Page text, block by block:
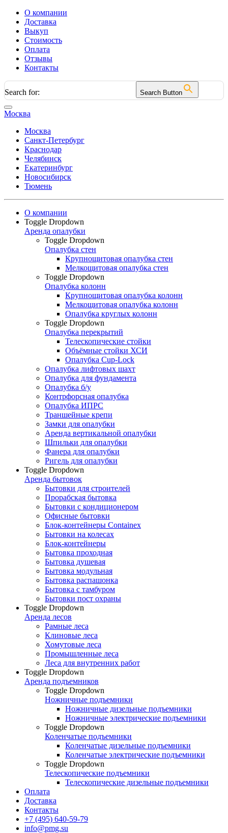
О компании
Доставка
Выкуп
Стоимость
Оплата
Отзывы
Контакты
Search for: Search Button
Москва
Москва
Санкт-Петербург
Краснодар
Челябинск
Екатеринбург
Новосибирск
Тюмень
О компании
Toggle Dropdown
Аренда опалубки
Toggle Dropdown
Опалубка стен
Крупнощитовая опалубка стен
Мелкощитовая опалубка стен
Toggle Dropdown
Опалубка колонн
Крупнощитовая опалубка колонн
Мелкощитовая опалубка колонн
Опалубка круглых колонн
Toggle Dropdown
Опалубка перекрытий
Телескопические стойки
Объёмные стойки ХСИ
Опалубка Cup-Lock
Опалубка лифтовых шахт
Опалубка для фундамента
Опалубка б/у
Контрфорсная опалубка
Опалубка ИПРС
Траншейные крепи
Замки для опалубки
Аренда вертикальной опалубки
Шпильки для опалубки
Фанера для опалубки
Ригель для опалубки
Toggle Dropdown
Аренда бытовок
Бытовки для строителей
Прорабская бытовка
Бытовки с кондиционером
Офисные бытовки
Блок-контейнеры Containex
Бытовки на колесах
Блок-контейнеры
Бытовка проходная
Бытовка душевая
Бытовка модульная
Бытовка распашонка
Бытовка с тамбуром
Бытовки пост охраны
Toggle Dropdown
Аренда лесов
Рамные леса
Клиновые леса
Хомутовые леса
Промышленные леса
Леса для внутренних работ
Toggle Dropdown
Аренда подъемников
Toggle Dropdown
Ножничные подъемники
Ножничные дизельные подъемники
Ножничные электрические подъемники
Toggle Dropdown
Коленчатые подъемники
Коленчатые дизельные подъемники
Коленчатые электрические подъемники
Toggle Dropdown
Телескопические подъемники
Телескопические дизельные подъемники
Оплата
Доставка
Контакты
+7 (495) 640-59-79
info@pmg.su